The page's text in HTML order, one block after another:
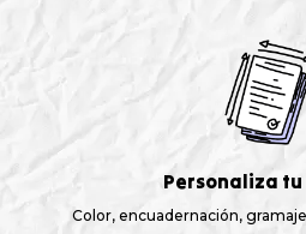
Personaliza
Color, encuadernación,